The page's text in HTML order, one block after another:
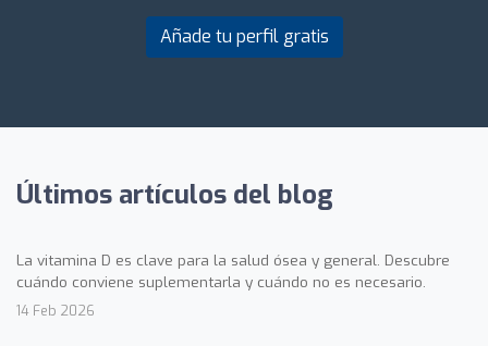
Añade tu perfil gratis
Últimos artículos del blog
La vitamina D es clave para la salud ósea y general. Descubre
cuándo conviene suplementarla y cuándo no es necesario.
14 Feb 2026